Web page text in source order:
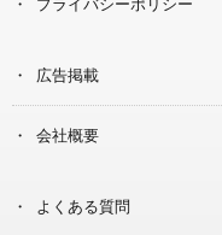
広告掲載
会社概要
よくある質問